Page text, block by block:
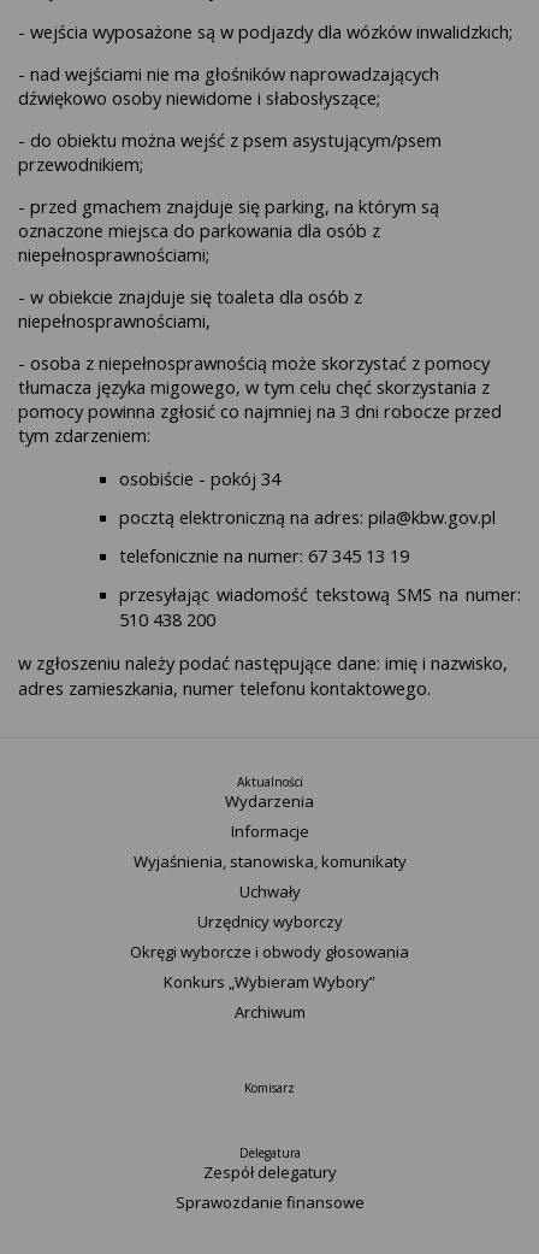
- wejścia wyposażone są w podjazdy dla wózków inwalidzkich;
- nad wejściami nie ma głośników naprowadzających
dźwiękowo osoby niewidome i słabosłyszące;
- do obiektu można wejść z psem asystującym/psem
przewodnikiem;
- przed gmachem znajduje się parking, na którym są
oznaczone miejsca do parkowania dla osób z
niepełnosprawnościami;
- w obiekcie znajduje się toaleta dla osób z
niepełnosprawnościami,
- osoba z niepełnosprawnością może skorzystać z pomocy
tłumacza języka migowego, w tym celu chęć skorzystania z
pomocy powinna zgłosić co najmniej na 3 dni robocze przed
tym zdarzeniem:
osobiście - pokój 34
pocztą elektroniczną na adres: pila@kbw.gov.pl
telefonicznie na numer: 67 345 13 19
przesyłając wiadomość tekstową SMS na numer:
510 438 200
w zgłoszeniu należy podać następujące dane: imię i nazwisko,
adres zamieszkania, numer telefonu kontaktowego.
Aktualności
Wydarzenia
Informacje
Wyjaśnienia, stanowiska, komunikaty
Uchwały
Urzędnicy wyborczy
Okręgi wyborcze i obwody głosowania
Konkurs „Wybieram Wybory”
Archiwum
Komisarz
Delegatura
Zespół delegatury
Sprawozdanie finansowe